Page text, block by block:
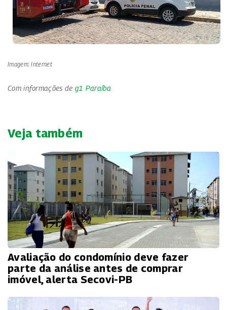
Imagem: Internet
Com informações de g1 Paraíba
Veja também
Avaliação do condomínio deve fazer
parte da análise antes de comprar
imóvel, alerta Secovi-PB